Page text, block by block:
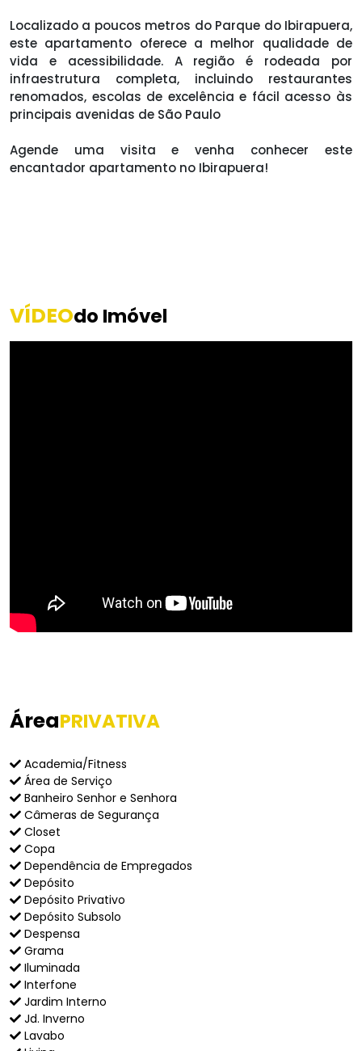
Localizado a poucos metros do Parque do Ibirapuera,
este apartamento oferece a melhor qualidade de
vida e acessibilidade. A região é rodeada por
infraestrutura completa, incluindo restaurantes
renomados, escolas de excelência e fácil acesso às
principais avenidas de São Paulo
Agende uma visita e venha conhecer este
encantador apartamento no Ibirapuera!
VÍDEOdo Imóvel
ÁreaPRIVATIVA
Academia/Fitness
Área de Serviço
Banheiro Senhor e Senhora
Câmeras de Segurança
Closet
Copa
Dependência de Empregados
Depósito
Depósito Privativo
Depósito Subsolo
Despensa
Grama
Iluminada
Interfone
Jardim Interno
Jd. Inverno
Lavabo